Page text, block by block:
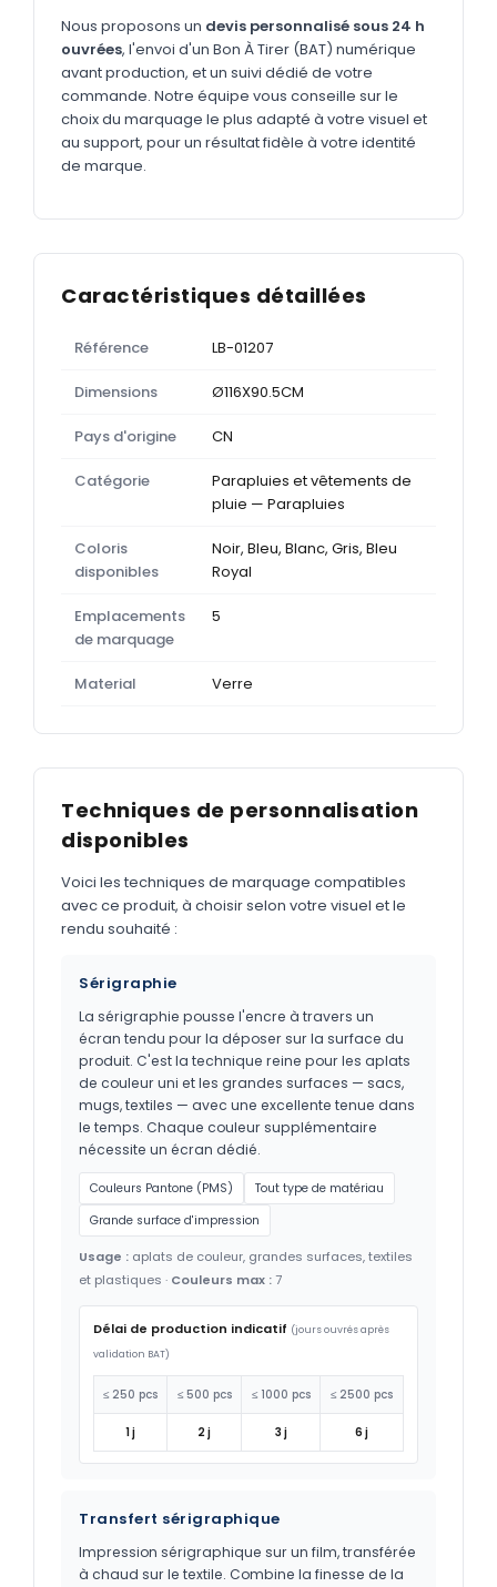
Outils & porte-clés
Cuisine
Nous proposons un devis personnalisé sous 24 h
ouvrées, l'envoi d'un Bon À Tirer (BAT) numérique
avant production, et un suivi dédié de votre
commande. Notre équipe vous conseille sur le
choix du marquage le plus adapté à votre visuel et
au support, pour un résultat fidèle à votre identité
de marque.
Caractéristiques détaillées
Référence LB-01207
Dimensions Ø116X90.5CM
Pays d'origine CN
Catégorie
Parapluies et vêtements de
pluie — Parapluies
Coloris
disponibles
Noir, Bleu, Blanc, Gris, Bleu
Royal
Emplacements
de marquage
5
Material Verre
Techniques de personnalisation
disponibles
Voici les techniques de marquage compatibles
avec ce produit, à choisir selon votre visuel et le
rendu souhaité :
Sérigraphie
La sérigraphie pousse l'encre à travers un
écran tendu pour la déposer sur la surface du
produit. C'est la technique reine pour les aplats
de couleur uni et les grandes surfaces — sacs,
mugs, textiles — avec une excellente tenue dans
le temps. Chaque couleur supplémentaire
nécessite un écran dédié.
Couleurs Pantone (PMS)
Tout type de matériau
Grande surface d'impression
Usage : aplats de couleur, grandes surfaces, textiles
et plastiques · Couleurs max :7
Délai de production indicatif (jours ouvrés après
validation BAT)
≤ 250 pcs ≤ 500 pcs ≤ 1000 pcs ≤ 2500 pcs
1 j 2 j 3 j 6 j
Transfert sérigraphique
Impression sérigraphique sur un film, transférée
à chaud sur le textile. Combine la finesse de la